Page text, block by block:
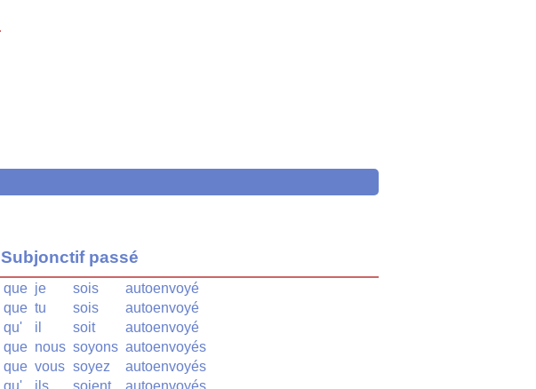
Subjonctif passé
que je sois
autoenvoyé
que tu sois
autoenvoyé
qu'
il soit
autoenvoyé
que nous soyons autoenvoyés
que vous soyez
autoenvoyés